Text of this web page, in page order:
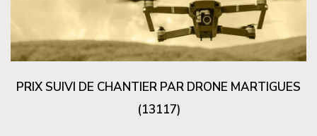
PRIX SUIVI DE CHANTIER PAR DRONE MARTIGUES
(13117)